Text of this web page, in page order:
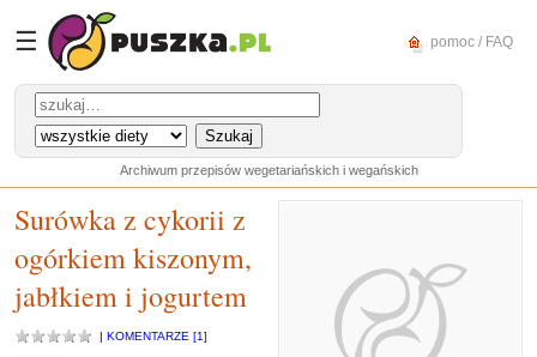
☰ pomoc / FAQ
Archiwum przepisów wegetariańskich i wegańskich
Surówka z cykorii z
ogórkiem kiszonym,
jabłkiem i jogurtem
| KOMENTARZE [1]